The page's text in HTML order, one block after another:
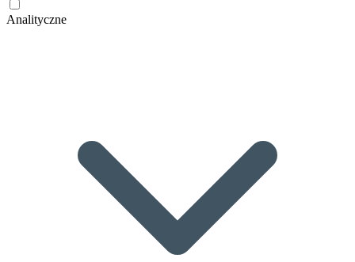
Analityczne